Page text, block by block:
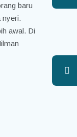
baru
nyeri.
awal. Di